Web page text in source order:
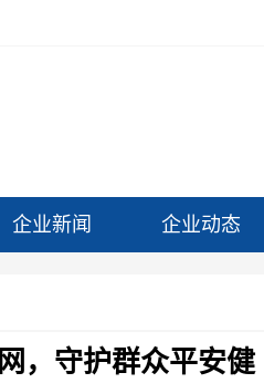
企业新闻 企业动态
，守护群众平安健